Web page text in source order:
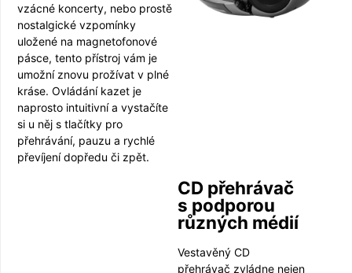
vzácné koncerty, nebo prostě
nostalgické vzpomínky
uložené na magnetofonové
pásce, tento přístroj vám je
umožní znovu prožívat v plné
kráse. Ovládání kazet je
naprosto intuitivní a vystačíte
si u něj s tlačítky pro
přehrávání, pauzu a rychlé
převíjení dopředu či zpět.
CD přehrávač
s podporou
různých médií
Vestavěný CD
přehrávač zvládne nejen